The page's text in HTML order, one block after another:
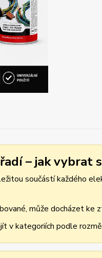
– jak vybrat
součástí každého
může docházet ke
v kategoriích podle